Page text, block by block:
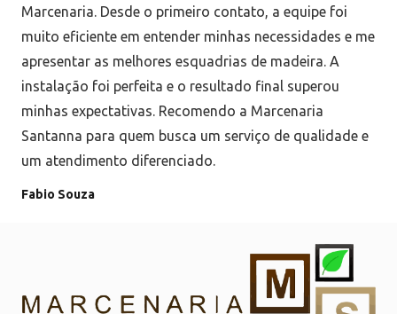
Marcenaria. Desde o primeiro contato, a equipe foi
muito eficiente em entender minhas necessidades e me
apresentar as melhores esquadrias de madeira. A
instalação foi perfeita e o resultado final superou
minhas expectativas. Recomendo a Marcenaria
Santanna para quem busca um serviço de qualidade e
um atendimento diferenciado.
Fabio Souza